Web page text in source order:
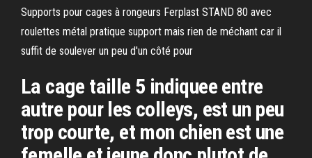
Supports pour cages à rongeurs Ferplast STAND 80 avec
roulettes métal pratique support mais rien de méchant car il
suffit de soulever un peu d'un côté pour
La cage taille 5 indiquee entre
autre pour les colleys, est un peu
trop courte, et mon chien est une